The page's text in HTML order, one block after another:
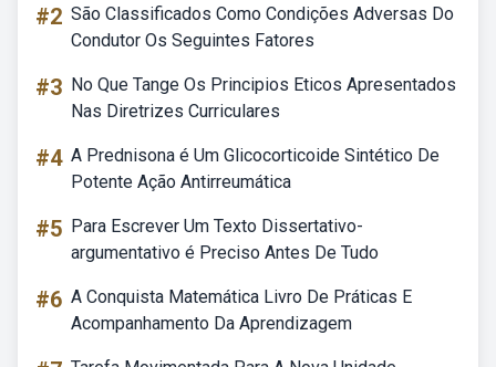
#2 São Classificados Como Condições Adversas Do
Condutor Os Seguintes Fatores
#3 No Que Tange Os Principios Eticos Apresentados
Nas Diretrizes Curriculares
#4 A Prednisona é Um Glicocorticoide Sintético De
Potente Ação Antirreumática
#5 Para Escrever Um Texto Dissertativo-
argumentativo é Preciso Antes De Tudo
#6 A Conquista Matemática Livro De Práticas E
Acompanhamento Da Aprendizagem